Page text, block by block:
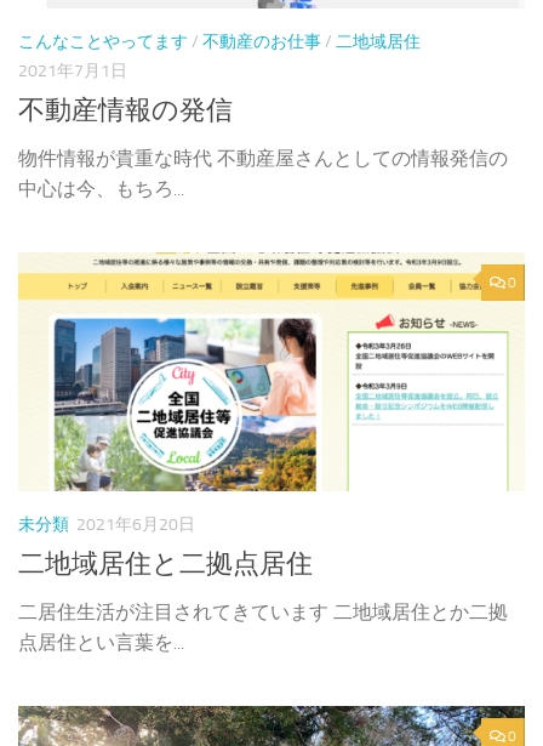
こんなことやってます / 不動産のお仕事/ 二地域居住
2021年7月1日
不動産情報の発信
物件情報が貴重な時代 不動産屋さんとしての情報発信の
中心は今、もちろ...
0
未分類 2021年6月20日
二地域居住と二拠点居住
二居住生活が注目されてきています 二地域居住とか二拠
点居住とい言葉を...
0